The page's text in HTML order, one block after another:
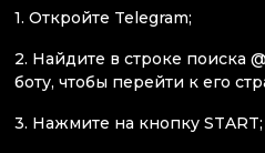
1. Откройте Telegram;
2. Найдите в строке поиска
боту, чтобы перейти к его
3. Нажмите на кнопку START;